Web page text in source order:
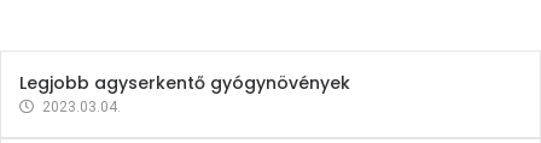
Legjobb agyserkentő gyógynövények
2023.03.04.